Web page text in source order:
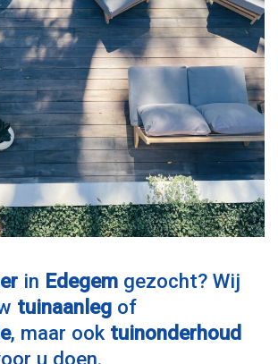
in Edegem gezocht? Wij
tuinaanleg of
, maar ook tuinonderhoud
u doen.